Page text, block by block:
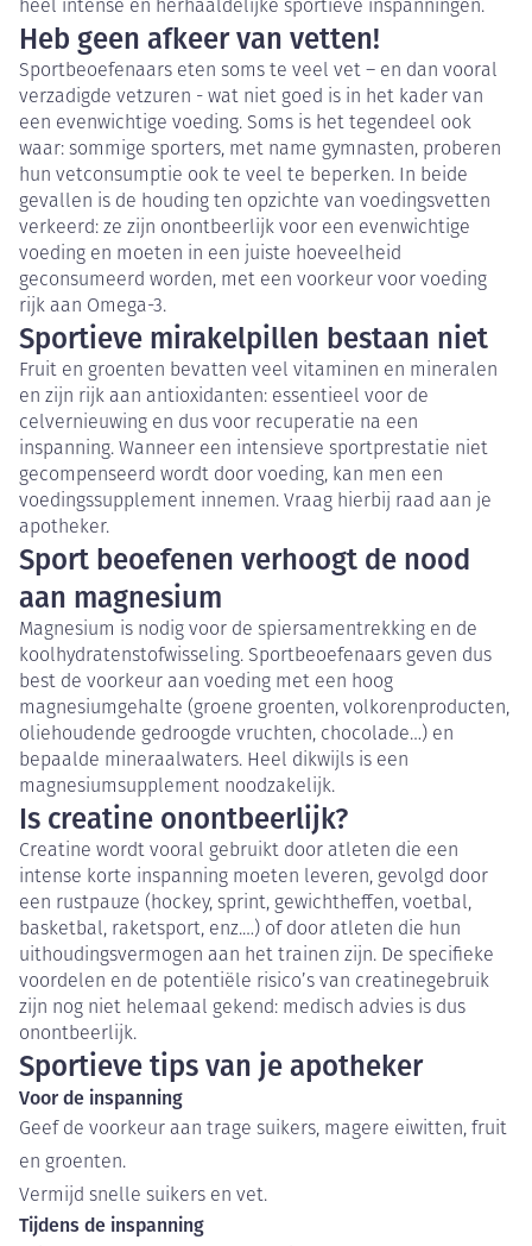
heel intense en herhaaldelijke sportieve inspanningen.
Heb geen afkeer van vetten!
Sportbeoefenaars eten soms te veel vet – en dan vooral
verzadigde vetzuren - wat niet goed is in het kader van
een evenwichtige voeding. Soms is het tegendeel ook
waar: sommige sporters, met name gymnasten, proberen
hun vetconsumptie ook te veel te beperken. In beide
gevallen is de houding ten opzichte van voedingsvetten
verkeerd: ze zijn onontbeerlijk voor een evenwichtige
voeding en moeten in een juiste hoeveelheid
geconsumeerd worden, met een voorkeur voor voeding
rijk aan Omega-3.
Sportieve mirakelpillen bestaan niet
Fruit en groenten bevatten veel vitaminen en mineralen
en zijn rijk aan antioxidanten: essentieel voor de
celvernieuwing en dus voor recuperatie na een
inspanning. Wanneer een intensieve sportprestatie niet
gecompenseerd wordt door voeding, kan men een
voedingssupplement innemen. Vraag hierbij raad aan je
apotheker.
Sport beoefenen verhoogt de nood
aan magnesium
Magnesium is nodig voor de spiersamentrekking en de
koolhydratenstofwisseling. Sportbeoefenaars geven dus
best de voorkeur aan voeding met een hoog
magnesiumgehalte (groene groenten, volkorenproducten,
oliehoudende gedroogde vruchten, chocolade…) en
bepaalde mineraalwaters. Heel dikwijls is een
magnesiumsupplement noodzakelijk.
Is creatine onontbeerlijk?
Creatine wordt vooral gebruikt door atleten die een
intense korte inspanning moeten leveren, gevolgd door
een rustpauze (hockey, sprint, gewichtheffen, voetbal,
basketbal, raketsport, enz.…) of door atleten die hun
uithoudingsvermogen aan het trainen zijn. De specifieke
voordelen en de potentiële risico’s van creatinegebruik
zijn nog niet helemaal gekend: medisch advies is dus
onontbeerlijk.
Sportieve tips van je apotheker
Voor de inspanning
Geef de voorkeur aan trage suikers, magere eiwitten, fruit
en groenten.
Vermijd snelle suikers en vet.
Tijdens de inspanning